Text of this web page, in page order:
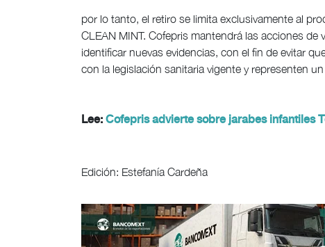
por lo tanto, el retiro se limita exclusivamente al
CLEAN MINT. Cofepris mantendrá las acciones
identificar nuevas evidencias, con el fin de evitar
con la legislación sanitaria vigente y representen
Lee: Cofepris advierte sobre jarabes infantiles
Edición: Estefanía Cardeña